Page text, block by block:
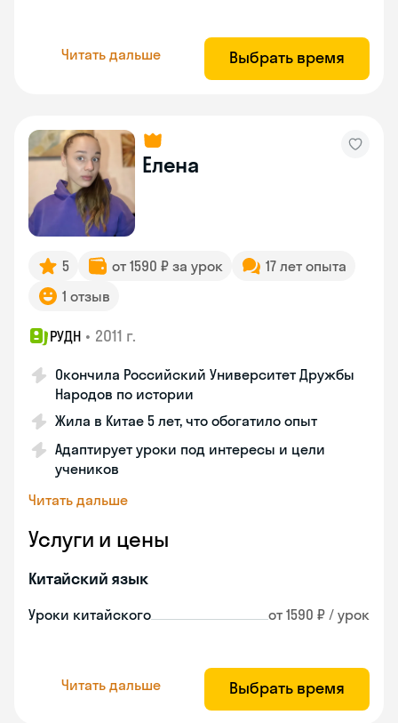
Читать дальше Выбрать время
Елена
5 от 1590 ₽ за урок
17 лет опыта
1 отзыв
РУДН • 2011 г.
Окончила Российский Университет Дружбы
Народов по истории
Жила в Китае 5 лет, что обогатило опыт
Адаптирует уроки под интересы и цели
учеников
Читать дальше
Услуги и цены
Китайский язык
Уроки китайского от 1590 ₽ / урок
Читать дальше Выбрать время